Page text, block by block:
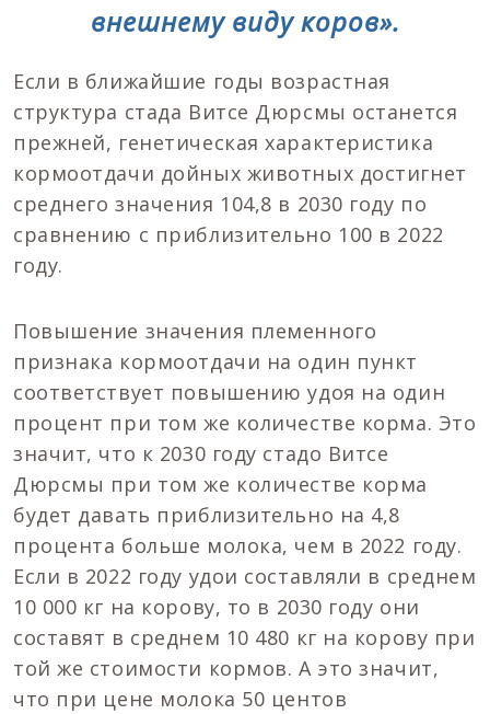
внешнему виду коров».
Если в ближайшие годы возрастная
структура стада Витсе Дюрсмы останется
прежней, генетическая характеристика
кормоотдачи дойных животных достигнет
среднего значения 104,8 в 2030 году по
сравнению с приблизительно 100 в 2022
году.
Повышение значения племенного
признака кормоотдачи на один пункт
соответствует повышению удоя на один
процент при том же количестве корма. Это
значит, что к 2030 году стадо Витсе
Дюрсмы при том же количестве корма
будет давать приблизительно на 4,8
процента больше молока, чем в 2022 году.
Если в 2022 году удои составляли в среднем
10 000 кг на корову, то в 2030 году они
составят в среднем 10 480 кг на корову при
той же стоимости кормов. А это значит,
что при цене молока 50 центов